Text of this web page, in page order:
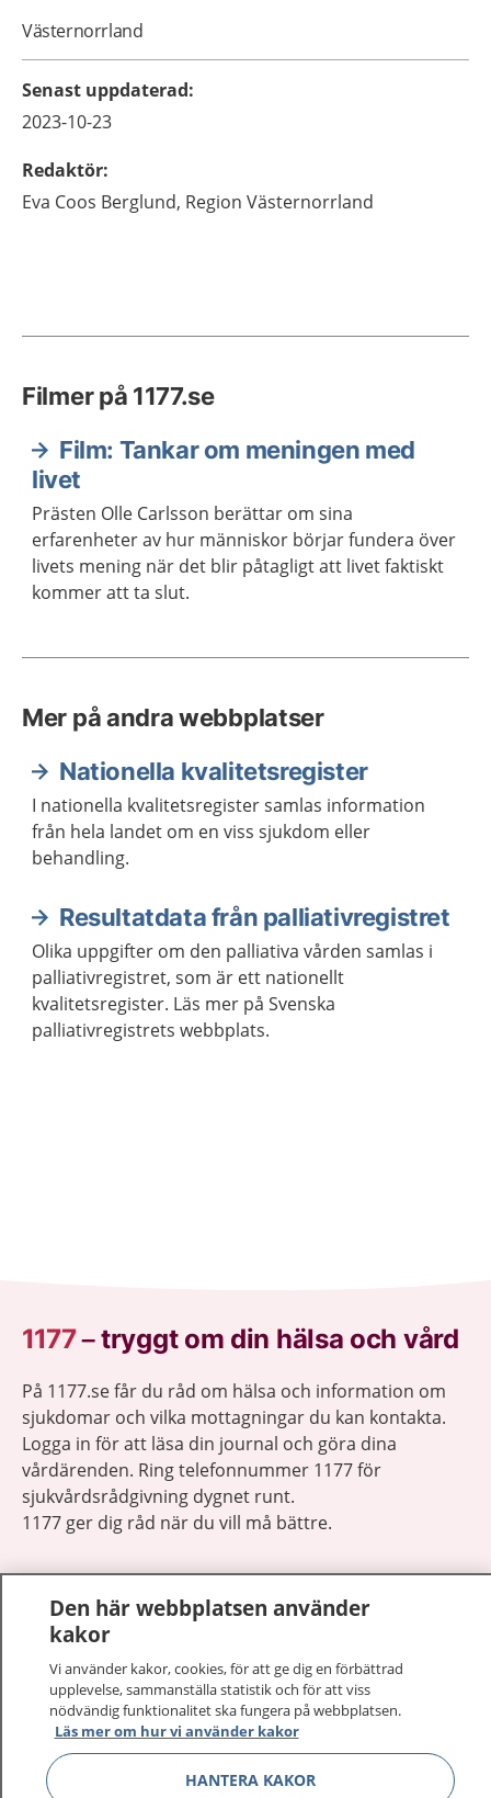
Västernorrland
Senast uppdaterad:
2023-10-23
Redaktör:
Eva Coos Berglund, Region Västernorrland
Filmer på 1177.se
Film: Tankar om meningen med
livet
Prästen Olle Carlsson berättar om sina
erfarenheter av hur människor börjar fundera över
livets mening när det blir påtagligt att livet faktiskt
kommer att ta slut.
Mer på andra webbplatser
Nationella kvalitetsregister
I nationella kvalitetsregister samlas information
från hela landet om en viss sjukdom eller
behandling.
Resultatdata från palliativregistret
Olika uppgifter om den palliativa vården samlas i
palliativregistret, som är ett nationellt
kvalitetsregister. Läs mer på Svenska
palliativregistrets webbplats.
1177–tryggt om din hälsa och vård
På 1177.se får du råd om hälsa och information om
sjukdomar och vilka mottagningar du kan kontakta.
Logga in för att läsa din journal och göra dina
vårdärenden. Ring telefonnummer 1177 för
sjukvårdsrådgivning dygnet runt.
1177 ger dig råd när du vill må bättre.
1177 på flera språk
Om 1177
Kontakt Visa
Den här webbplatsen använder
kakor
Vi använder kakor, cookies, för att ge dig en förbättrad
upplevelse, sammanställa statistik och för att viss
nödvändig funktionalitet ska fungera på webbplatsen.
Läs mer om hur vi använder kakor
HANTERA KAKOR